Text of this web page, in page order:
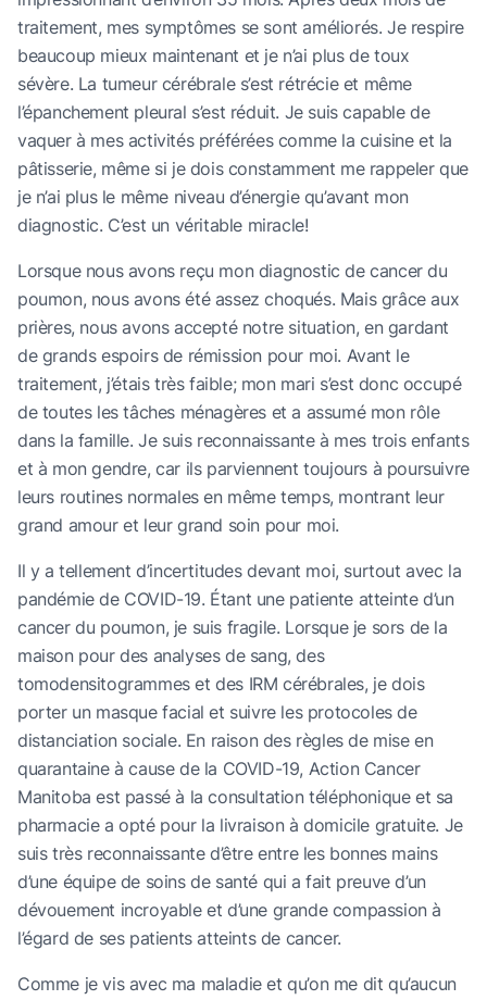
traitement, mes symptômes se sont améliorés. Je respire
beaucoup mieux maintenant et je n’ai plus de toux
sévère. La tumeur cérébrale s’est rétrécie et même
l’épanchement pleural s’est réduit. Je suis capable de
vaquer à mes activités préférées comme la cuisine et la
pâtisserie, même si je dois constamment me rappeler que
je n’ai plus le même niveau d’énergie qu’avant mon
diagnostic. C’est un véritable miracle!
Lorsque nous avons reçu mon diagnostic de cancer du
poumon, nous avons été assez choqués. Mais grâce aux
prières, nous avons accepté notre situation, en gardant
de grands espoirs de rémission pour moi. Avant le
traitement, j’étais très faible; mon mari s’est donc occupé
de toutes les tâches ménagères et a assumé mon rôle
dans la famille. Je suis reconnaissante à mes trois enfants
et à mon gendre, car ils parviennent toujours à poursuivre
leurs routines normales en même temps, montrant leur
grand amour et leur grand soin pour moi.
Il y a tellement d’incertitudes devant moi, surtout avec la
pandémie de COVID-19. Étant une patiente atteinte d’un
cancer du poumon, je suis fragile. Lorsque je sors de la
maison pour des analyses de sang, des
tomodensitogrammes et des IRM cérébrales, je dois
porter un masque facial et suivre les protocoles de
distanciation sociale. En raison des règles de mise en
quarantaine à cause de la COVID-19, Action Cancer
Manitoba est passé à la consultation téléphonique et sa
pharmacie a opté pour la livraison à domicile gratuite. Je
suis très reconnaissante d’être entre les bonnes mains
d’une équipe de soins de santé qui a fait preuve d’un
dévouement incroyable et d’une grande compassion à
l’égard de ses patients atteints de cancer.
Comme je vis avec ma maladie et qu’on me dit qu’aucun